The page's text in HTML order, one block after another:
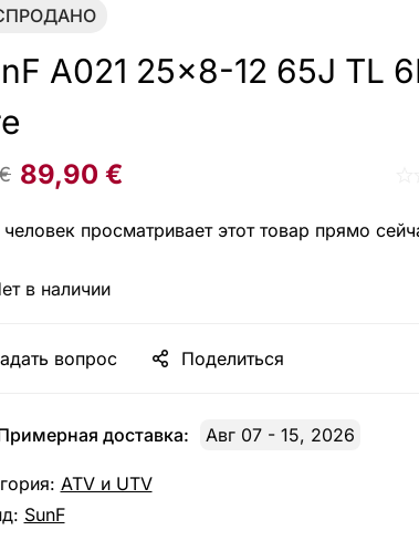
A021 25×8-12 65J TL
89,90 €
человек просматривает этот товар прямо
в наличии
вопрос Поделиться
доставка: Авг 07 - 15, 2026
ATV и UTV
SunF